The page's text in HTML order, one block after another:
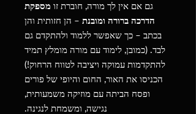
גם אם אין לך מורה, חוברת זו מספקת
הדרכה ברורה ומובנת – הן חזותית והן
בכתב – כך שאפשר ללמוד ולהתקדם גם
לבד. (כמובן, לימוד עם מורה מומלץ תמיד
להתקדמות עמוקה ויציבה לטווח הרחוק!)
הכניסו את האור, החום והיופי של פורים
ופסח הביתה עם מוזיקה משמעותית,
נגישה, ומשמחת לנגינה.